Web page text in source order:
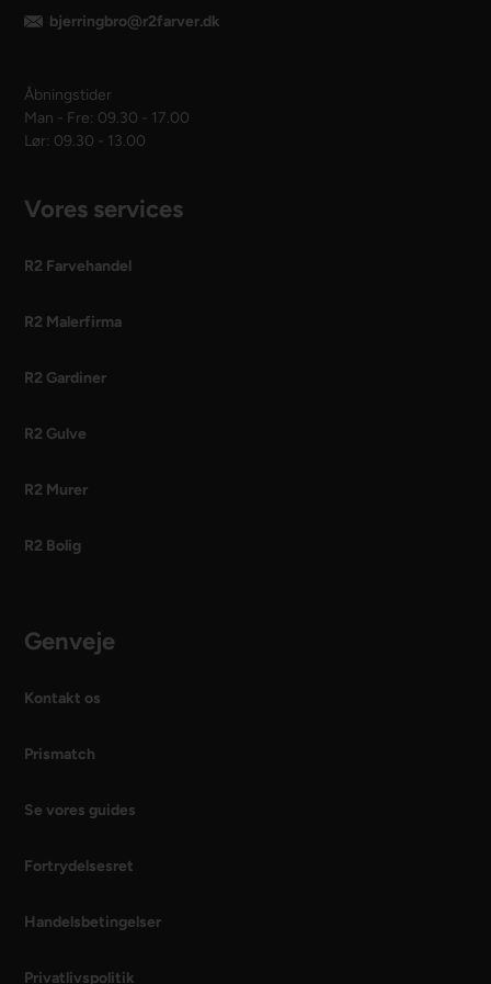
bjerringbro@r2farver.dk
Åbningstider
Man - Fre: 09.30 - 17.00
Lør: 09.30 - 13.00
Vores services
R2 Farvehandel
R2 Malerfirma
R2 Gardiner
R2 Gulve
R2 Murer
R2 Bolig
Genveje
Kontakt os
Prismatch
Se vores guides
Fortrydelsesret
Handelsbetingelser
Privatlivspolitik